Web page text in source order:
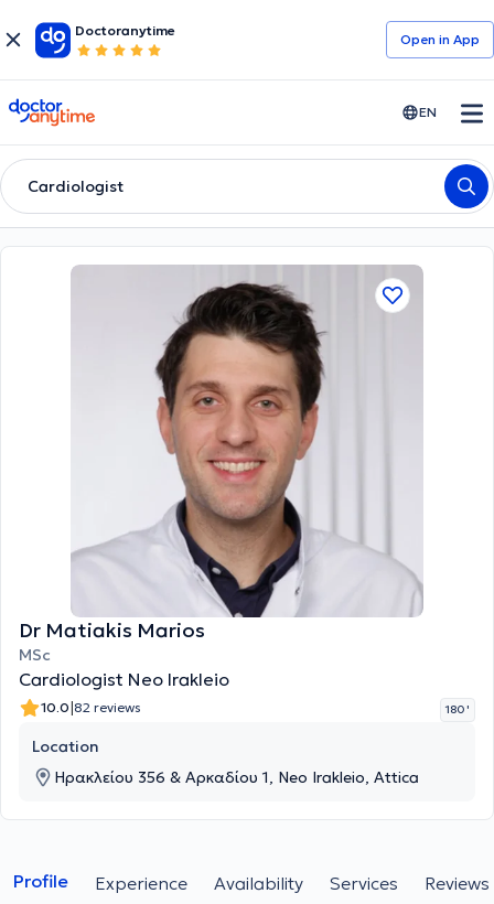
Doctoranytime
Open in Αpp
doctoranytime EN
Cardiologist
Dr Matiakis Marios
MSc
Cardiologist Neo Irakleio
10.0|82 reviews 180 '
Location
Ηρακλείου 356 & Αρκαδίου 1, Neo Irakleio, Attica
Profile Experience Availability Services Reviews